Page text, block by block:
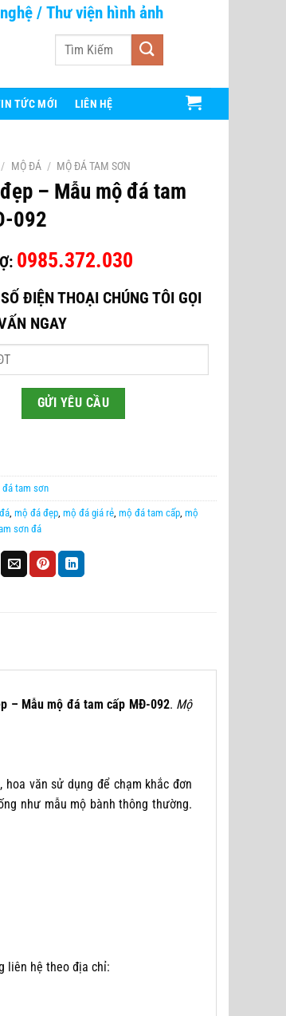
/ Thư viện hình ảnh
Tìm
TỨC MỚI LIÊN HỆ
/ MỘ ĐÁ / MỘ ĐÁ TAM SƠN
– Mẫu mộ đá tam
092
0985.372.030
ĐIỆN THOẠI CHÚNG TÔI GỌI
NGAY
đá tam sơn
,mộ đá đẹp ,mộ đá giá rẻ ,mộ đá tam cấp ,mộ
sơn đá
– Mẫu mộ đá tam cấp MĐ-092. Mộ
văn sử dụng để chạm khắc đơn
như mẫu mộ bành thông thường.
liên hệ theo địa chỉ: